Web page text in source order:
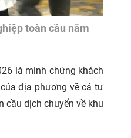
toàn cầu năm
là minh chứng khách
địa phương về cả tư
cầu dịch chuyển về khu